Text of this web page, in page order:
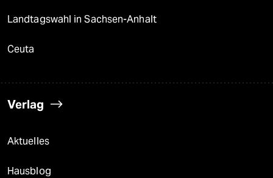
Landtagswahl in Sachsen-Anhalt
Ceuta
Verlag
Aktuelles
Hausblog